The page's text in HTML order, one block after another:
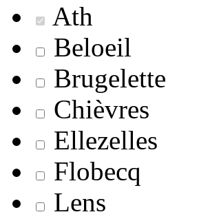
Ath
Beloeil
Brugelette
Chièvres
Ellezelles
Flobecq
Lens